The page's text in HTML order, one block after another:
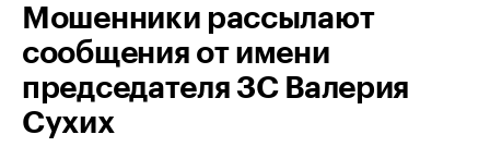
Мошенники рассылают
сообщения от имени
председателя ЗС Валерия
Сухих